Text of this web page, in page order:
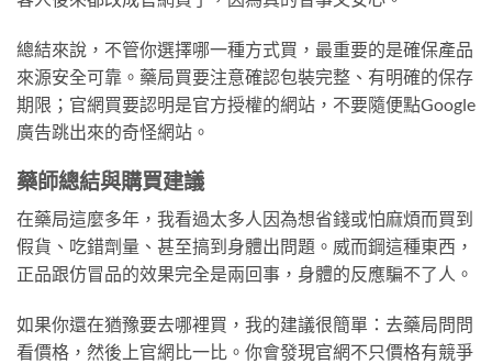
總結來說，不管你選擇哪一種方式買，最重要的是確保產品
來源安全可靠。藥局買要注意確認包裝完整、有明確的保存
期限；官網買要認明是官方授權的網站，不要隨便點Google
廣告跳出來的奇怪網站。
藥師總結與購買建議
在藥局這麼多年，我看過太多人因為想省錢或怕麻煩而買到
假貨、吃錯劑量、甚至搞到身體出問題。威而鋼這種東西，
正品跟仿冒品的效果完全是兩回事，身體的反應騙不了人。
如果你還在猶豫要去哪裡買，我的建議很簡單：去藥局問問
看價格，然後上官網比一比。你會發現官網不只價格有競爭